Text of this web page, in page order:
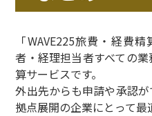
「WAVE225旅費・経費
者・経理担当者すべての
算サービスです。
外出先からも申請や承認
拠点展開の企業にとって最